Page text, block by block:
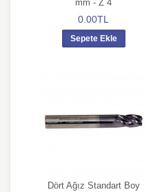
mm - Z 4
0.00TL
Sepete Ekle
Dört Ağız Standart Boy